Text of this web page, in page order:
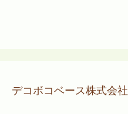
デコボコベース株式会社